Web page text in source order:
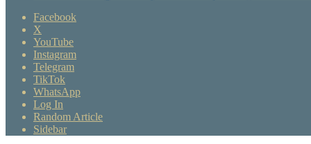
Facebook
X
YouTube
Instagram
Telegram
TikTok
WhatsApp
Log In
Random Article
Sidebar